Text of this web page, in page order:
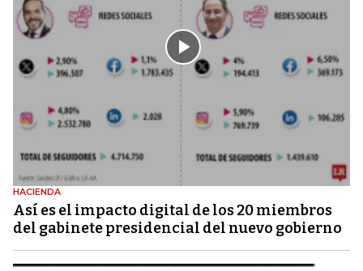
HACIENDA
Así es el impacto digital de los 20 miembros
del gabinete presidencial del nuevo gobierno